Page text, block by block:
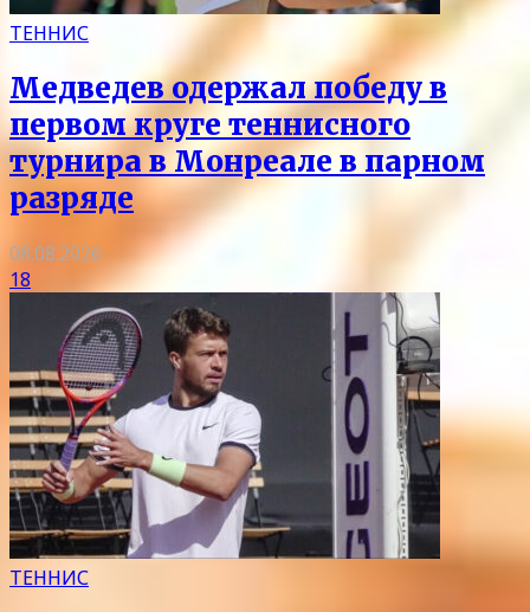
ТЕННИС
Медведев одержал победу в
первом круге теннисного
турнира в Монреале в парном
разряде
08.08.2026
18
ТЕННИС